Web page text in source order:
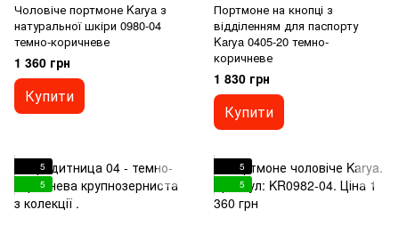
Чоловіче портмоне Karya з
натуральної шкіри 0980-04
темно-коричневе
1 360 грн
Купити
Портмоне на кнопці з
відділенням для паспорту
Karya 0405-20 темно-
коричневе
1 830 грн
Купити
5
5
5
5